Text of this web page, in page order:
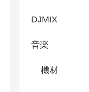
DJMIX
音楽
機材